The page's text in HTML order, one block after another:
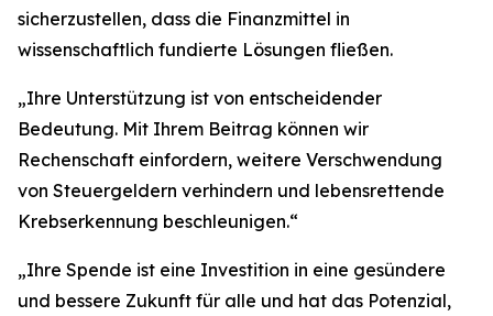
sicherzustellen, dass die Finanzmittel in
wissenschaftlich fundierte Lösungen fließen.
„Ihre Unterstützung ist von entscheidender
Bedeutung. Mit Ihrem Beitrag können wir
Rechenschaft einfordern, weitere Verschwendung
von Steuergeldern verhindern und lebensrettende
Krebserkennung beschleunigen.“
„Ihre Spende ist eine Investition in eine gesündere
und bessere Zukunft für alle und hat das Potenzial,